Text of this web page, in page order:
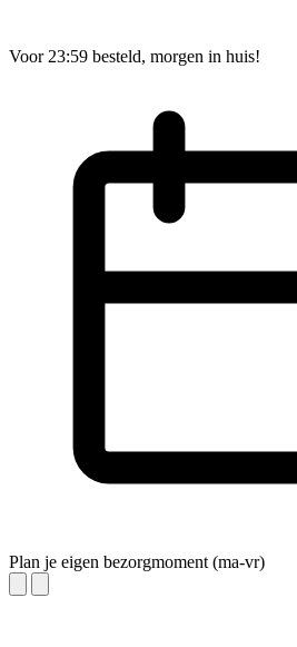
Voor 23:59 besteld, morgen in huis!
Plan je eigen bezorgmoment (ma-vr)